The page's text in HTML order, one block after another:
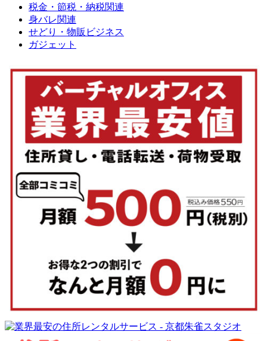
税金・節税・納税関連
身バレ関連
せどり・物販ビジネス
ガジェット